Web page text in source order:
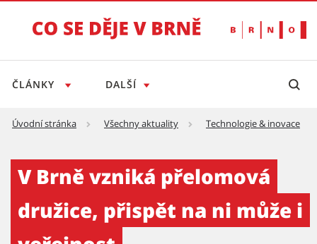
ČLÁNKY DALŠÍ
Úvodní stránka Všechny aktuality Technologie & inovace
V Brně vzniká přelomová
družice, přispět na ni může i